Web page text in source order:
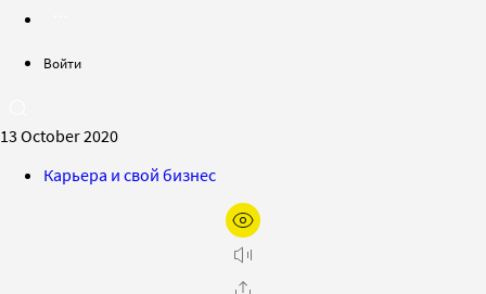
Войти
13 October 2020
Карьера и свой бизнес